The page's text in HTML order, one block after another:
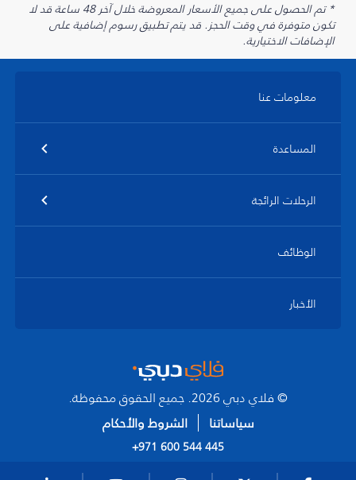
* تم الحصول على جميع الأسعار المعروضة خلال آخر 48 ساعة قد لا
تكون متوفرة في وقت الحجز. قد يتم تطبيق رسوم إضافية على
الإضافات الاختيارية.
معلومات عنا
المساعدة
الرحلات الرائجة
الوظائف
الأخبار
© فلاي دبي 2026. جميع الحقوق محفوظة.
سياساتنا
الشروط والأحكام
+971 600 544 445